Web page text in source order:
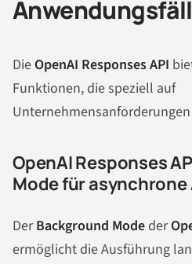
Die OpenAI Responses API
Funktionen, die speziell auf
OpenAI Responses
Mode für
DerBackground Mode der
ermöglicht die Ausführung